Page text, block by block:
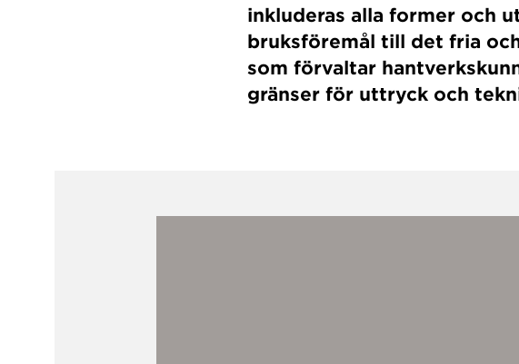
inkluderas alla former och
bruksföremål till det fria
som förvaltar
gränser för uttryck och